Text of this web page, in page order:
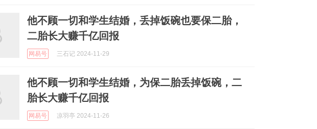
他不顾一切和学生结婚，丢掉饭碗也要保二胎，
二胎长大赚千亿回报
网易号 三石记 2024-11-29
他不顾一切和学生结婚，为保二胎丢掉饭碗，二
胎长大赚千亿回报
网易号 凉羽亭 2024-11-26